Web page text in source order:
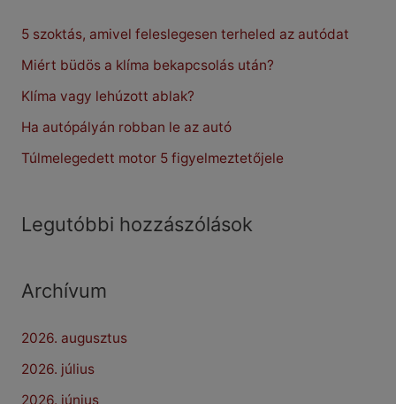
h
f
o
r
5 szoktás, amivel feleslegesen terheled az autódat
Miért büdös a klíma bekapcsolás után?
Klíma vagy lehúzott ablak?
Ha autópályán robban le az autó
Túlmelegedett motor 5 figyelmeztetőjele
Legutóbbi hozzászólások
Archívum
2026. augusztus
2026. július
2026. június